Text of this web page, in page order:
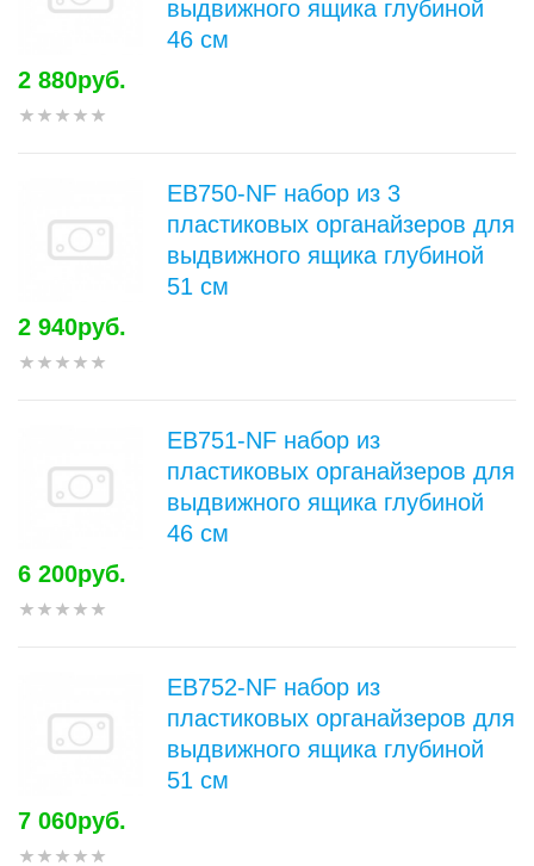
выдвижного ящика глубиной
46 см
2 880руб.
EB750-NF набор из 3
пластиковых органайзеров для
выдвижного ящика глубиной
51 см
2 940руб.
EB751-NF набор из
пластиковых органайзеров для
выдвижного ящика глубиной
46 см
6 200руб.
EB752-NF набор из
пластиковых органайзеров для
выдвижного ящика глубиной
51 см
7 060руб.